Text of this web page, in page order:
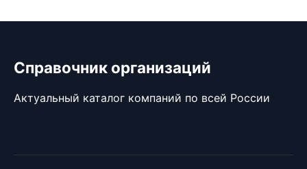
Справочник организаций
Актуальный каталог компаний по всей России